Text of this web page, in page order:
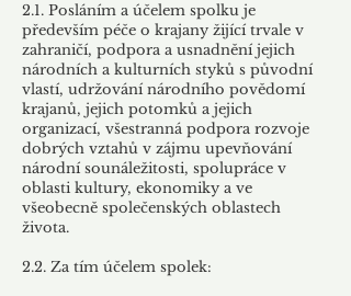
2.1. Posláním a účelem spolku je
především péče o krajany žijící trvale v
zahraničí, podpora a usnadnění jejich
národních a kulturních styků s původní
vlastí, udržování národního povědomí
krajanů, jejich potomků a jejich
organizací, všestranná podpora rozvoje
dobrých vztahů v zájmu upevňování
národní sounáležitosti, spolupráce v
oblasti kultury, ekonomiky a ve
všeobecně společenských oblastech
života.
2.2. Za tím účelem spolek: